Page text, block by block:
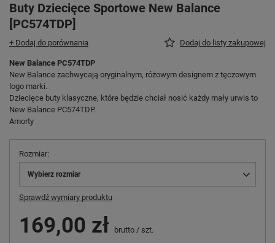
Buty Dziecięce Sportowe New Balance
[PC574TDP]
+ Dodaj do porównania Dodaj do listy zakupowej
New Balance PC574TDP
New Balance zachwycają oryginalnym, różowym designem z tęczowym
logo marki.
Dziecięce buty klasyczne, które będzie chciał nosić każdy mały urwis to
New Balance PC574TDP.
Amorty
Rozmiar
Wybierz rozmiar
Sprawdź wymiary produktu
169,00 zł brutto / szt.